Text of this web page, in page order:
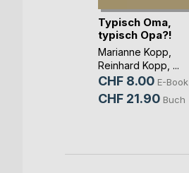
Typisch Oma,
typisch Opa?!
Marianne Kopp
Reinhard Kopp , ...
CHF 8.00 E-Book
CHF 21.90 Buch